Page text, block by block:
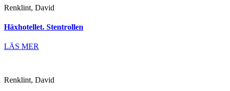
Renklint, David
Häxhotellet. Stentrollen
LÄS MER
Renklint, David